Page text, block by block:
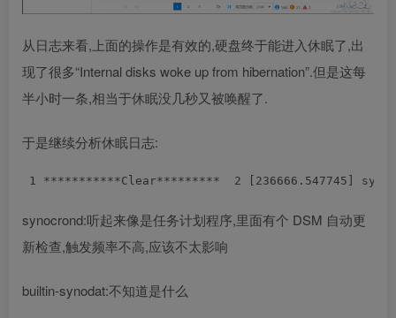
从日志来看,上面的操作是有效的,硬盘终于能进入休眠了,出
现了很多“Internal disks woke up from hibernation”.但是这每
半小时一条,相当于休眠没几秒又被唤醒了.
于是继续分析休眠日志:
1 ***********Clear********* 2 [236666.547745]
synocrond:听起来像是任务计划程序,里面有个 DSM 自动更
新检查,触发频率不高,应该不太影响
builtin-synodat:不知道是什么